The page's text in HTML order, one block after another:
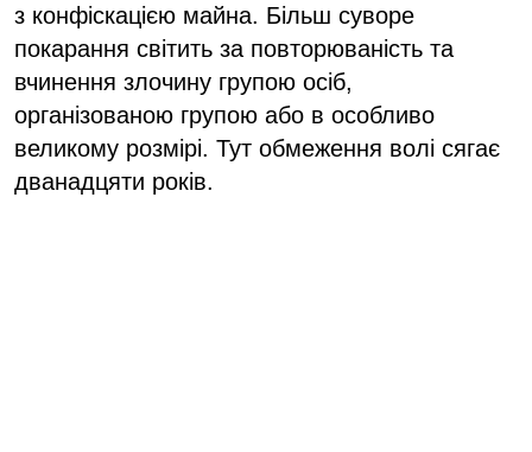
з конфіскацією майна. Більш суворе
покарання світить за повторюваність та
вчинення злочину групою осіб,
організованою групою або в особливо
великому розмірі. Тут обмеження волі сягає
дванадцяти років.